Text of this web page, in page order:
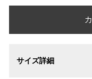
サイズ詳細